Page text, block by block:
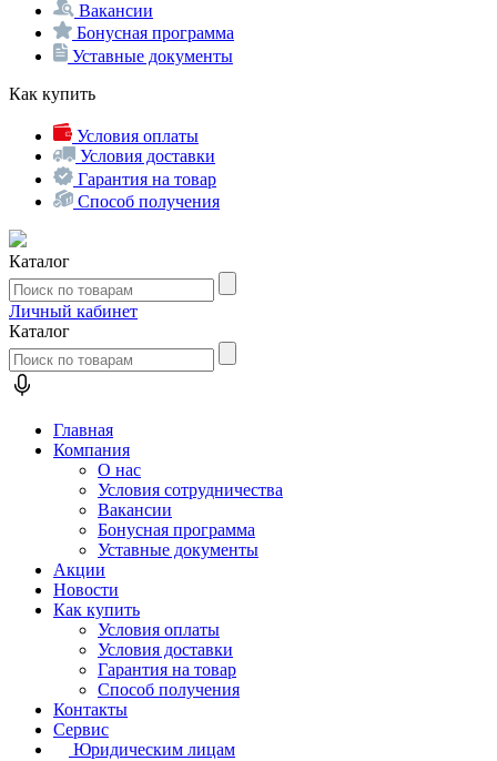
Вакансии
Бонусная программа
Уставные документы
Как купить
Условия оплаты
Условия доставки
Гарантия на товар
Способ получения
Каталог
Личный кабинет
Каталог
Главная
Компания
О нас
Условия сотрудничества
Вакансии
Бонусная программа
Уставные документы
Акции
Новости
Как купить
Условия оплаты
Условия доставки
Гарантия на товар
Способ получения
Контакты
Сервис
Юридическим лицам